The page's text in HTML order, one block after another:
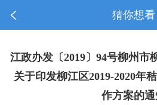
猜你想看
江政办发〔2019〕94号柳州市
关于印发柳江区2019-2020年
作方案的通